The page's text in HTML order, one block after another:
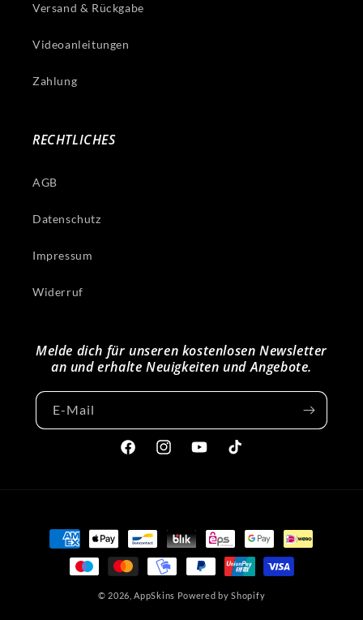
Versand & Rückgabe
Videoanleitungen
Zahlung
RECHTLICHES
AGB
Datenschutz
Impressum
Widerruf
Melde dich für unseren kostenlosen Newsletter
an und erhalte Neuigkeiten und Angebote.
E-Mail
FacebookInstagramYouTubeTikTok
Zahlungsmethoden
© 2026,AppSkins Powered by Shopify